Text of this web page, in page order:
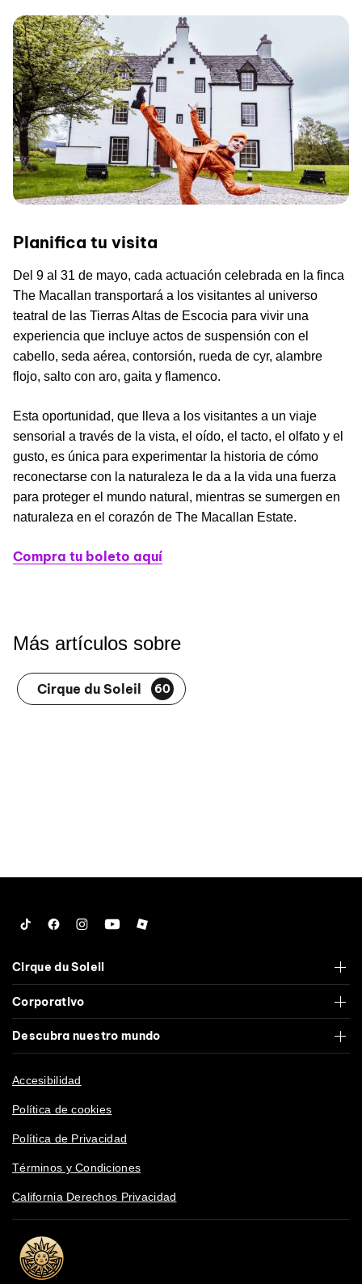
Planifica tu visita
Del 9 al 31 de mayo, cada actuación celebrada en la finca
The Macallan transportará a los visitantes al universo
teatral de las Tierras Altas de Escocia para vivir una
experiencia que incluye actos de suspensión con el
cabello, seda aérea, contorsión, rueda de cyr, alambre
flojo, salto con aro, gaita y flamenco.
Esta oportunidad, que lleva a los visitantes a un viaje
sensorial a través de la vista, el oído, el tacto, el olfato y el
gusto, es única para experimentar la historia de cómo
reconectarse con la naturaleza le da a la vida una fuerza
para proteger el mundo natural, mientras se sumergen en
naturaleza en el corazón de The Macallan Estate.
Compra tu boleto aquí
Más artículos sobre
Cirque du Soleil 60
TiktokFacebook
Instagram
YouTubeRoblox
Cirque du Soleil
Corporativo
Descubra nuestro mundo
Accesibilidad
Política de cookies
Política de Privacidad
Términos y Condiciones
California Derechos Privacidad